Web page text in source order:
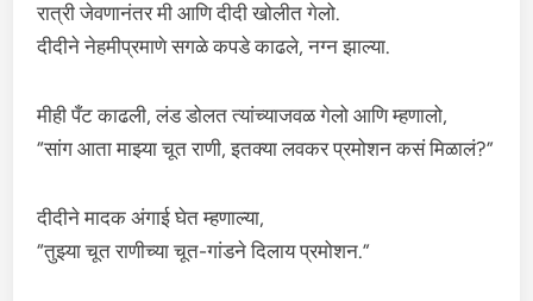
रात्री जेवणानंतर मी आणि दीदी खोलीत गेलो.
दीदीने नेहमीप्रमाणे सगळे कपडे काढले, नग्न झाल्या.
मीही पँट काढली, लंड डोलत त्यांच्याजवळ गेलो आणि म्हणालो,
“सांग आता माझ्या चूत राणी, इतक्या लवकर प्रमोशन कसं मिळालं?”
दीदीने मादक अंगाई घेत म्हणाल्या,
“तुझ्या चूत राणीच्या चूत-गांडने दिलाय प्रमोशन.”